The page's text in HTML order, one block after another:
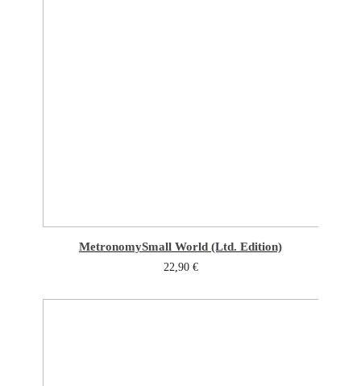
MetronomySmall World (Ltd. Edition)
22,90 €